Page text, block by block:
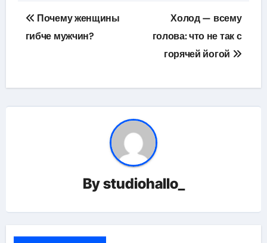
Навигация
по
Почему женщины
гибче мужчин?
Холод — всему
голова: что не так с
горячей йогой
Bystudiohallo_